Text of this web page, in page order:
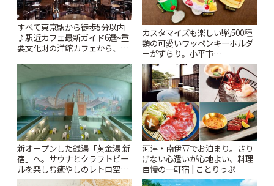
すべて東京駅から徒歩5分以内
♪駅近カフェ最新ガイド6選~重
要文化財の洋館カフェから、改
りっぷ
カスタマイズも楽しい!約500種
類の可愛いワッペンキーホルダ
ーがずらり。小平市
「Kimamaya T&K」 | ことりっ
ぷ
新オープンした銭湯「黄金湯 新
宿」へ。サウナとクラフトビー
ルを楽しむ癒やしのレトロ空間
| ことりっぷ
河津・南伊豆でお泊まり。さり
げない心遣いが心地よい、料理
自慢の一軒宿 | ことりっぷ